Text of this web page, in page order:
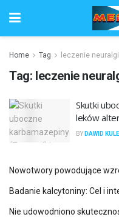
Home Tag leczenie
Tag: leczenie
Skutki
leków
BY DAWID
Nowotwory powodujące
Badanie kalcytoniny: Cel i
Nie udowodniono